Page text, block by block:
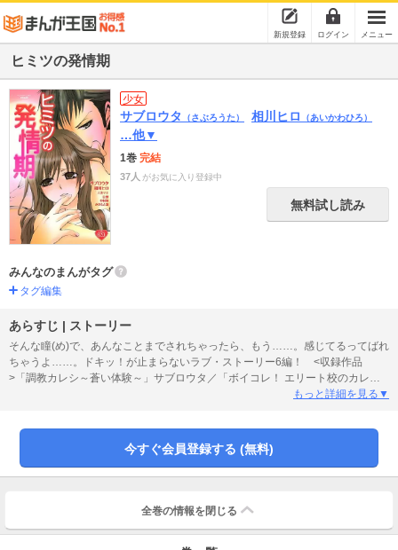
新規登録 ログイン メニュー
ヒミツの発情期
少女
サブロウタ （さぶろうた） 相川ヒロ （あいかわひろ）
…他▼
1巻 完結
37人 がお気に入り登録中
無料試し読み
みんなのまんがタグ
タグ編集
あらすじ | ストーリー
そんな瞳(め)で、あんなことまでされちゃったら、もう……。感じてるってばれ
ちゃうよ……。ドキッ！が止まらないラブ・ストーリー6編！ <収録作品
>「調教カレシ～蒼い体験～」サブロウタ／「ボイコレ！ エリート校のカレ」
相川ヒロ／「片恋スパイラル～葛西百合の話～」三次マキ／「Ａ ＢＯＹ」Ｂ型
もっと詳細を見る▼
今すぐ会員登録する (無料)
全巻の情報を 閉じる